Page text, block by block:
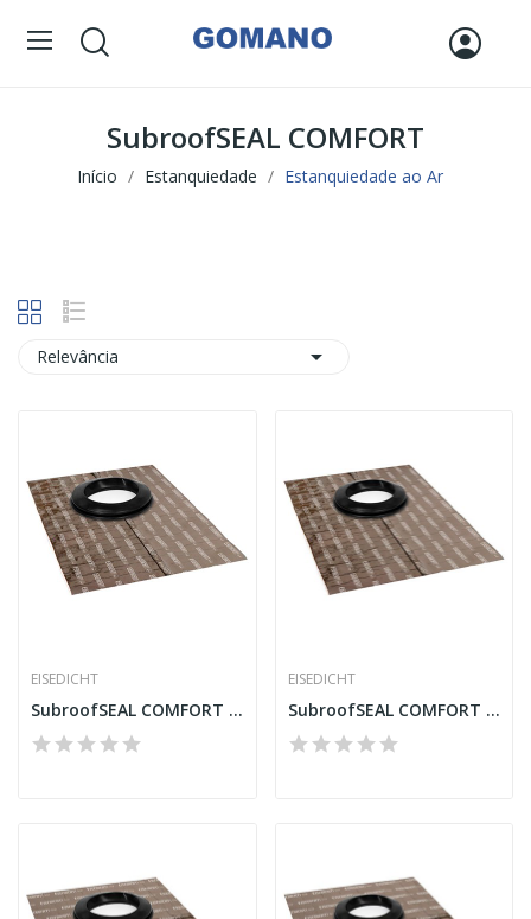
SubroofSEAL COMFORT
Início Estanquiedade Estanquiedade ao Ar
Relevância 
EISEDICHT
SubroofSEAL COMFORT FRGD250 Gola para tubo...
EISEDICHT
SubroofSEAL COMFORT FRGD230 Gola para tubo...